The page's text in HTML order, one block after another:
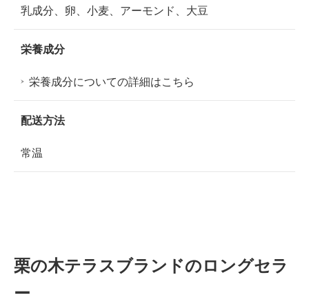
乳成分、卵、小麦、アーモンド、大豆
栄養成分
栄養成分についての詳細はこちら
配送方法
常温
栗の木テラスブランドのロングセラ
ー